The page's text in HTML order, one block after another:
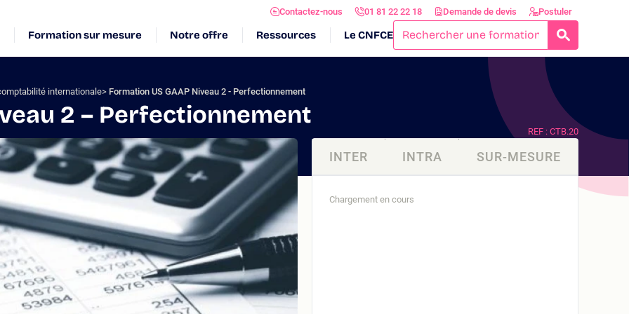
Contactez-nous 01 81 22 22 18 Demande de devis Postuler
Formation sur mesure Notre offre Ressources Le CNFCE
internationale Formation US GAAP Niveau 2 - Perfectionnement
2 – Perfectionnement
REF : CTB.20
INTER INTRA SUR-MESURE